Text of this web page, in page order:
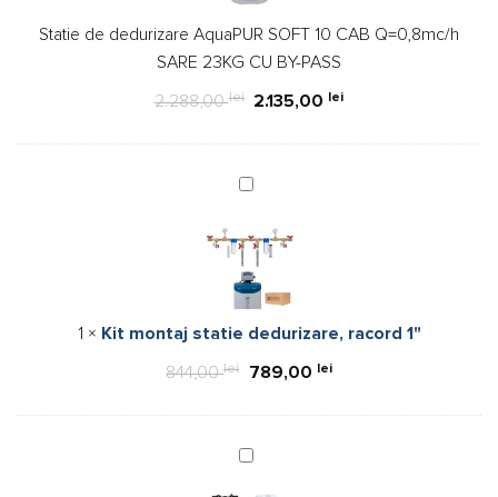
CAB
Q=0,8mc/h
SARE
CU
PASS
Statie de dedurizare AquaPUR SOFT 10 CAB Q=0,8mc/h
SARE 23KG CU BY-PASS
2.288,00lei 2.135,00 lei
Kit
statie
dedurizare,
racord
1"
1 × Kit montaj statie dedurizare, racord 1"
844,00lei
Prețul
fost:
789,00 leiPrețul
Filtru